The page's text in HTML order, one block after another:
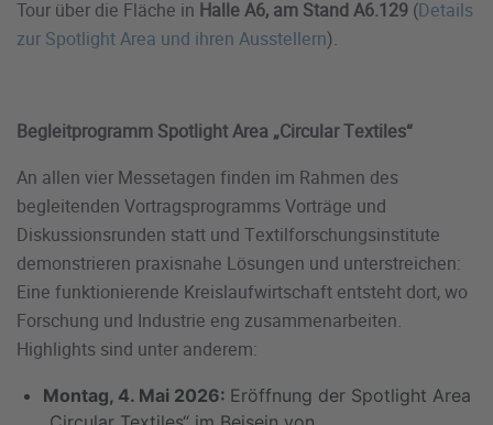
Tour über die Fläche in Halle A6, am Stand A6.129 (Details
zur Spotlight Area und ihren Ausstellern).
Begleitprogramm Spotlight Area „Circular Textiles“
An allen vier Messetagen finden im Rahmen des
begleitenden Vortragsprogramms Vorträge und
Diskussionsrunden statt und Textilforschungsinstitute
demonstrieren praxisnahe Lösungen und unterstreichen:
Eine funktionierende Kreislaufwirtschaft entsteht dort, wo
Forschung und Industrie eng zusammenarbeiten.
Highlights sind unter anderem:
Montag, 4. Mai 2026: Eröffnung der Spotlight Area